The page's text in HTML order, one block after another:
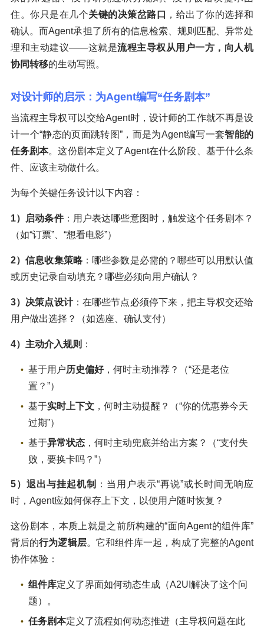
住。你只是在几个关键的决策岔路口
，给出了你的选择和
确认。而Agent承担了所有的信息检索、规则匹配、异常处
理和主动建议——这就是流程主导权从用户一方，向人机
协同转移的生动写照。
对设计师的启示：为Agent编写“任务剧本”
当流程主导权可以交给Agent时，设计师的工作就不再是设
计一个“静态的页面跳转图”，而是为Agent编写一套智能的
任务剧本。这份剧本定义了Agent在什么阶段、基于什么条
件、应该主动做什么。
为每个关键任务设计以下内容：
1）启动条件：用户表达哪些意图时，触发这个任务剧本？
（如“订票”、“想看电影”）
2）信息收集策略：哪些参数是必需的？哪些可以用默认值
或历史记录自动填充？哪些必须向用户确认？
3）决策点设计：在哪些节点必须停下来，把主导权交还给
用户做出选择？（如选座、确认支付）
4）主动介入规则 ：
基于用户历史偏好，何时主动推荐？（“还是老位
置？”）
基于实时上下文 ，何时主动提醒？（“你的优惠券今天
过期”）
基于异常状态 ，何时主动兜底并给出方案？（“支付失
败，要换卡吗？”）
5）退出与挂起机制
：当用户表示“再说”或长时间无响应
时，Agent应如何保存上下文，以便用户随时恢复？
这份剧本，本质上就是之前所构建的“面向Agent的组件库”
背后的行为逻辑层。它和组件库一起，构成了完整的Agent
协作体验：
组件库定义了界面如何动态生成（A2UI解决了这个问
题）。
任务剧本定义了流程如何动态推进（主导权问题在此